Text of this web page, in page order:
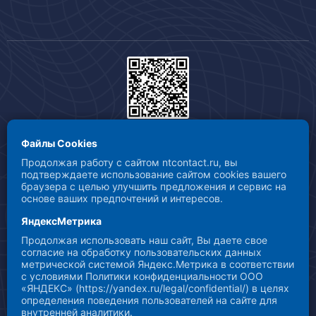
В рамках борьбы с распространением коронавирусной
инфекции COVID-19 ООО «НТ Контакт» осуществляет свою
деятельность с соблюдением требований стандартов по
необходимые меры для осуществления безопасной
деятельности.
© НТ контакт. Все права защищены.
Разработано в
Файлы Cookies
Продолжая работу с сайтом ntcontact.ru, вы
подтверждаете использование сайтом cookies вашего
браузера с целью улучшить предложения и сервис на
основе ваших предпочтений и интересов.
ЯндексМетрика
Продолжая использовать наш сайт, Вы даете свое
согласие на обработку пользовательских данных
метрической системой Яндекс.Метрика в соответствии
с условиями Политики конфиденциальности ООО
«ЯНДЕКС» (https://yandex.ru/legal/confidential/) в целях
определения поведения пользователей на сайте для
внутренней аналитики.